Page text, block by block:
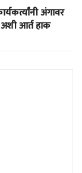
अंगावर
आर्त हाक